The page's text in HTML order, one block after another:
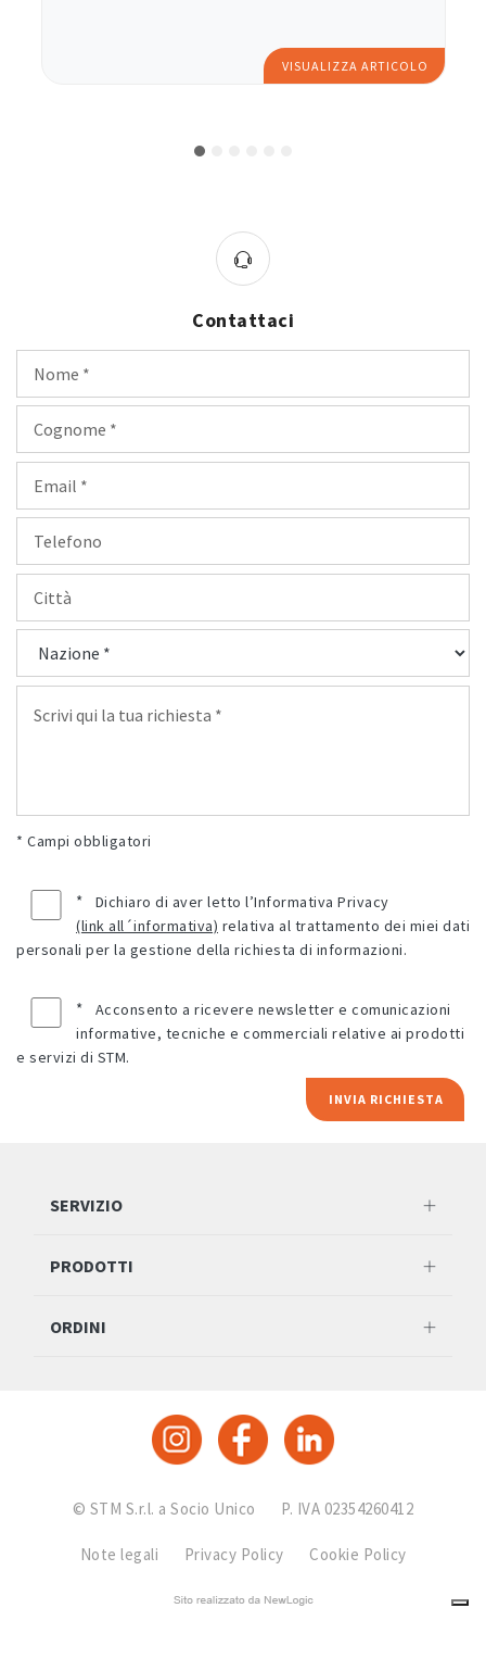
VISUALIZZA ARTICOLO
Contattaci
* Campi obbligatori
*
Dichiaro di aver letto l’Informativa Privacy
(link all´informativa)
personali per la gestione della richiesta di informazioni.
*
informative, tecniche e commerciali relative ai prodotti
e servizi di STM.
INVIA RICHIESTA
SERVIZIO
PRODOTTI
ORDINI
© STM S.r.l. a Socio Unico P. IVA 02354260412
Note legali Privacy Policy Cookie Policy